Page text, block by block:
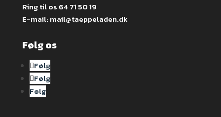
Ring til os 64 71 50 19
E-mail: mail@taeppeladen.dk
Følg os
Følg
Følg
Følg